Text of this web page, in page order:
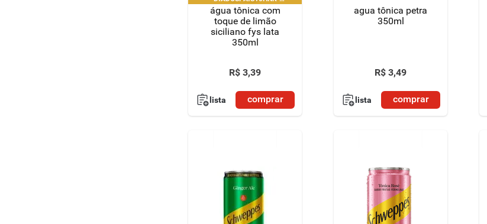
|"DIADOSPAIS20HNK" |
"DIADOSPAIS30HNK" | limitado a 2
pedido por CPF
água tônica com
toque de limão
siciliano fys lata
350ml
R$ 3,39
lista comprar
agua tônica petra
350ml
R$ 3,49
lista comprar